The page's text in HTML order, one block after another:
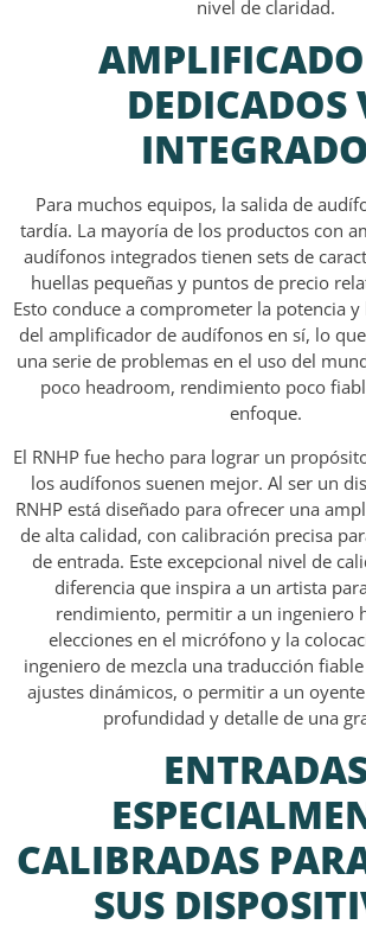
nivel de claridad.
DEDICADOS
Para muchos equipos, la salida de
tardía. La mayoría de los productos con
audífonos integrados tienen sets de
huellas pequeñas y puntos de precio
Esto conduce a comprometer la potencia
del amplificador de audífonos en sí, lo
una serie de problemas en el uso del
poco headroom, rendimiento poco
enfoque.
El RNHP fue hecho para lograr un
los audífonos suenen mejor. Al ser un
RNHP está diseñado para ofrecer una
de alta calidad, con calibración precisa
de entrada. Este excepcional nivel de
diferencia que inspira a un artista
rendimiento, permitir a un ingeniero
elecciones en el micrófono y la
ingeniero de mezcla una traducción
ajustes dinámicos, o permitir a un
profundidad y detalle de una
CALIBRADAS
SUS